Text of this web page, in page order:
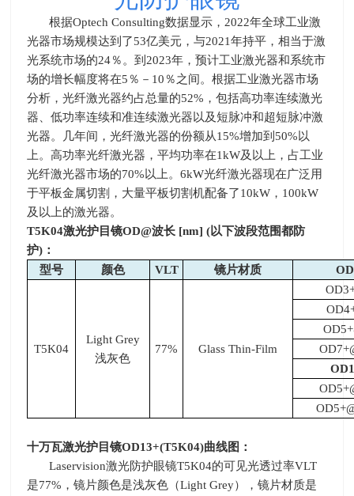
根据Optech Consulting数据显示， 2022年全球工业激
光器市场规模达到了53亿美元，与2021年持平，相当于激
光系统市场的24％。到 2023年，预计工业激光器和系统市
场的增长幅度将在5 ％－ 10 ％之间。根据工业激光器市场
分析，光纤激光器约占总量的52% ，包括高功率连续激光
器、低功率连续和准连续激光器以及短脉冲和超短脉冲激
光器。几年间，光纤激光器的份额从15%增加到 50%以
上。高功率光纤激光器，平均功率在1kW及以上，占工业
光纤激光器市场的70%以上。6kW光纤激光器现在广泛用
于平板金属切割，大量平板切割机配备了10kW ， 100kW
及以上的激光器。
T5K04激光护目镜OD@波长 [nm] (以下波段范围都防
护)：
型号
颜色 VLT 镜片材质
T5K04
Light Grey
浅灰色
77% Glass Thin-Film
十万瓦激光护目镜OD13+(T5K04)曲线图：
Laservision激光防护眼镜T5K04的可见光透过率VLT
是77%，镜片颜色是浅灰色（Light Grey），镜片材质是